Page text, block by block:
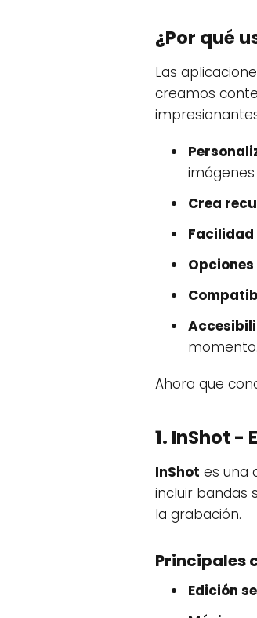
¿Por qué
Las
creamos
Crea
Facilidad
momento.
Ahora que
1. InShot -
InShot es una
incluir bandas
la grabación.
Principales
Edición